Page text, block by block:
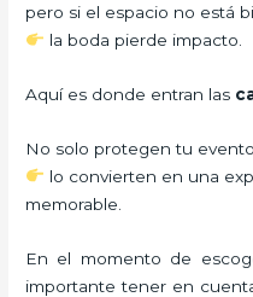
pero si el espacio no está
la boda pierde impacto.
Aquí es donde entran las
No solo protegen tu
lo convierten en una
memorable.
En el momento de
importante tener en